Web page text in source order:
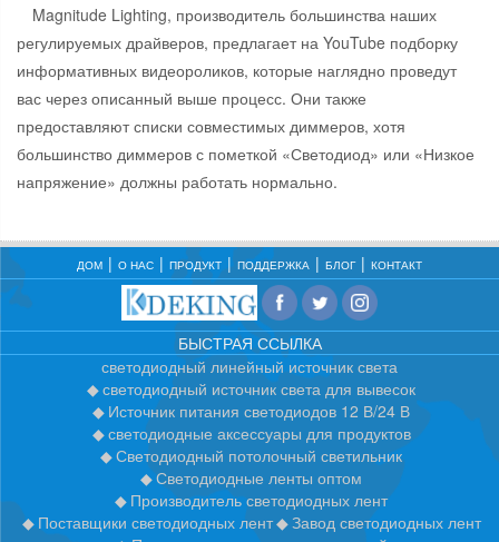
Magnitude Lighting, производитель большинства наших
регулируемых драйверов, предлагает на YouTube подборку
информативных видеороликов, которые наглядно проведут
вас через описанный выше процесс. Они также
предоставляют списки совместимых диммеров, хотя
большинство диммеров с пометкой «Светодиод» или «Низкое
напряжение» должны работать нормально.
ДОМ О НАС ПРОДУКТ ПОДДЕРЖКА БЛОГ КОНТАКТ
БЫСТРАЯ ССЫЛКА
светодиодный линейный источник света
светодиодный источник света для вывесок
Источник питания светодиодов 12 В/24 В
светодиодные аксессуары для продуктов
Светодиодный потолочный светильник
Светодиодные ленты оптом
Производитель светодиодных лент
Поставщики светодиодных лент
Завод светодиодных лент